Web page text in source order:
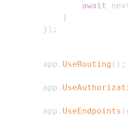
await
}
} ) ;
        app
. UseRouting ( ) ;
        app
.
        app
. UseEndpoints (